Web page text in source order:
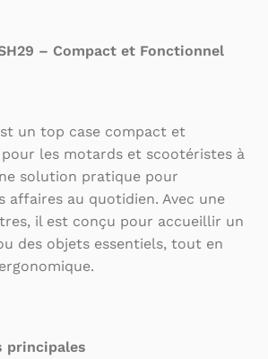
– Compact et Fonctionnel
un top case compact et
les motards et scootéristes à
solution pratique pour
au quotidien. Avec une
il est conçu pour accueillir un
des objets essentiels, tout en
principales